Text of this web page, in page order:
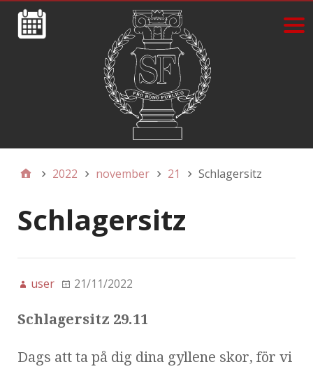
2022 november 21 Schlagersitz
Schlagersitz
user 21/11/2022
Schlagersitz 29.11
Dags att ta på dig dina gyllene skor, för vi